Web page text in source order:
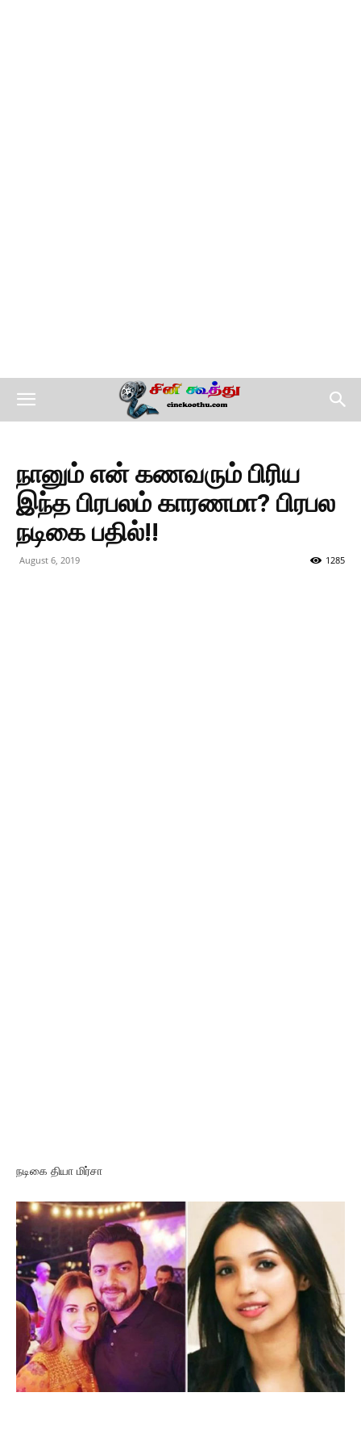
நானும் என் கணவரும் பிரிய
இந்த பிரபலம் காரணமா? பிரபல
நடிகை பதில்!!
August 6, 2019 1285
நடிகை தியா மிர்சா